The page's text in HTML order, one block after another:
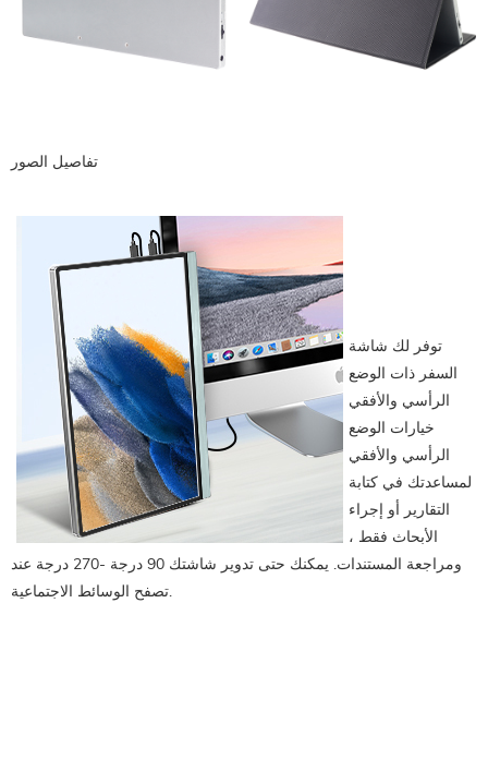
تفاصيل الصور
توفر لك شاشة
السفر ذات الوضع
الرأسي والأفقي
خيارات الوضع
الرأسي والأفقي
لمساعدتك في كتابة
التقارير أو إجراء
الأبحاث فقط ،
ومراجعة المستندات. يمكنك حتى تدوير شاشتك 90 درجة -270 درجة عند
تصفح الوسائط الاجتماعية.